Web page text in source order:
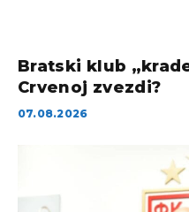
Bratski klub
Crvenoj zvezdi?
07.08.2026